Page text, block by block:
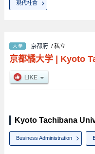
現代社會
京都府 / 私立
京都橘大学| Kyoto
Kyoto Tachibana
Business Administration